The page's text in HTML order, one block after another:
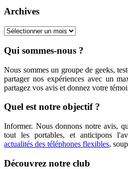
Archives
Archives
Qui sommes-nous ?
Nous sommes un groupe de geeks,
partager nos expériences avec un
partagez vos avis et donnez votre
Quel est notre objectif ?
Informer. Nous donnons notre avis,
tout les portables, et anticipons
actualités des téléphones flexibles,
Découvrez notre club